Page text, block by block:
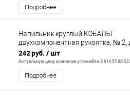
Подробнее
Напильник круглый КОБАЛЬТ
двухкомпонентная рукоятка, № 2,
6 мм, длина рабочая/общая 180/
242 руб. / шт
Актуальную цену и наличие уточняйте 8 914 55 80
Подробнее